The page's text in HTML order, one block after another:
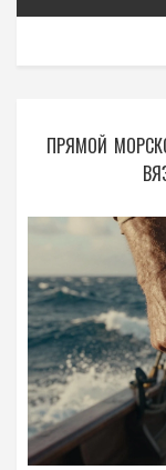
ПРЯМОЙ